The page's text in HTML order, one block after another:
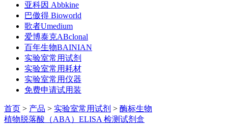
亚科因 Abbkine
巴傲得 Bioworld
歌者Umedium
爱博泰克ABclonal
百年生物BAINIAN
实验室常用试剂
实验室常用耗材
实验室常用仪器
免费申请试用装
首页 > 产品 > 实验室常用试剂 > 酶标生物
植物脱落酸（ABA）ELISA 检测试剂盒